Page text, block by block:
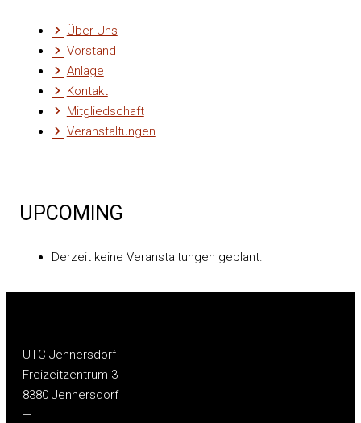
Über Uns
Vorstand
Anlage
Kontakt
Mitgliedschaft
Veranstaltungen
UPCOMING
Derzeit keine Veranstaltungen geplant.
UTC Jennersdorf
Freizeitzentrum 3
8380 Jennersdorf
—